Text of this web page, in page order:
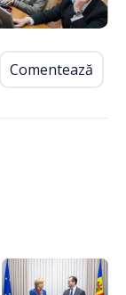
Comentează